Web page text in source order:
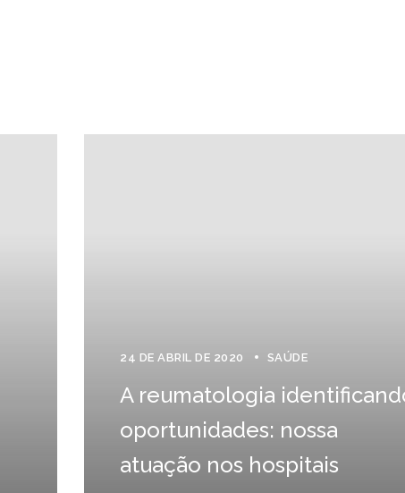
24 DE ABRIL DE 2020 SAÚDE
A reumatologia
oportunidades: nossa
atuação nos hospitais